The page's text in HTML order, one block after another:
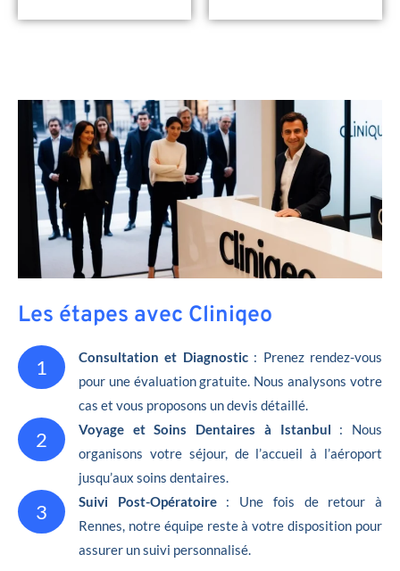
Les étapes avec Cliniqeo
1 Consultation et Diagnostic: Prenez rendez-vous
pour une évaluation gratuite. Nous analysons votre
cas et vous proposons un devis détaillé.
2 Voyage et Soins Dentaires à Istanbul : Nous
organisons votre séjour, de l’accueil à l’aéroport
jusqu’aux soins dentaires.
3 Suivi Post-Opératoire : Une fois de retour à
Rennes, notre équipe reste à votre disposition pour
assurer un suivi personnalisé.